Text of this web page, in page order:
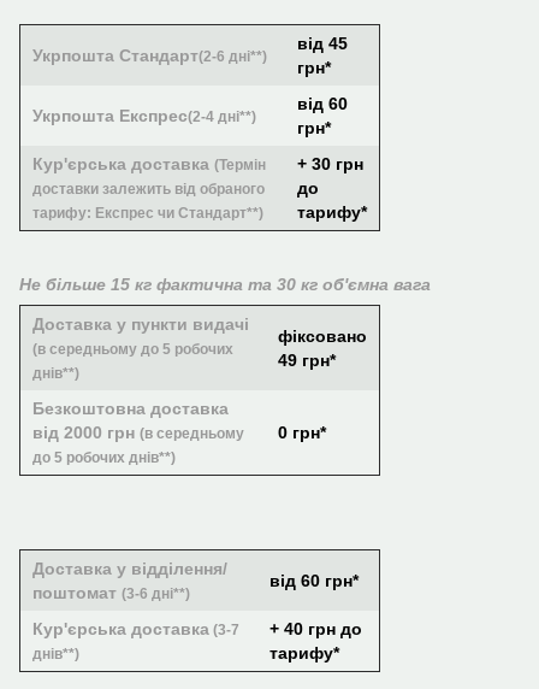
Укрпошта Стандарт(2-6 дні**)
від 45
грн*
Укрпошта Експрес(2-4 дні**)
від 60
грн*
Кур'єрська доставка (Термін
доставки залежить від обраного
тарифу: Експрес чи Стандарт**)
+ 30 грн
до
тарифу*
Не більше 15 кг фактична та 30 кг об'ємна вага
Доставка у пункти видачі
(в середньому до 5 робочих
днів**)
фіксовано
49 грн*
Безкоштовна доставка
від 2000 грн (в середньому
до 5 робочих днів**)
0 грн*
Доставка у відділення/
поштомат (3-6 дні**)
від 60 грн*
Кур'єрська доставка (3-7
днів**)
+ 40 грн до
тарифу*